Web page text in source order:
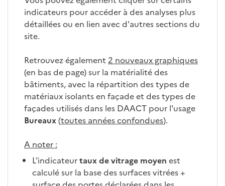
indicateurs pour accéder à des analyses plus
détaillées ou en lien avec d'autres sections du
site.
Retrouvez également 2 nouveaux graphiques
(en bas de page) sur la matérialité des
bâtiments, avec la répartition des types de
matériaux isolants en façade et des types de
façades utilisés dans les DAACT pour l'usage
Bureaux(toutes années confondues).
A noter :
L'indicateurtaux de vitrage moyen est
calculé sur la base des surfaces vitrées +